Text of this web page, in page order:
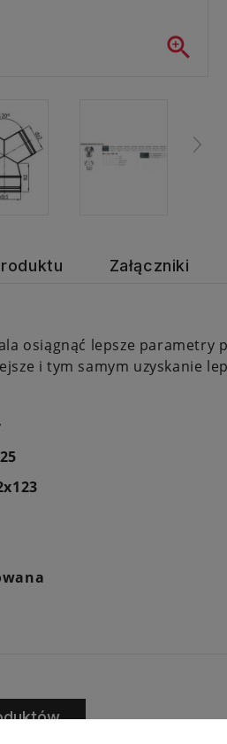

Załączniki
osiągnąć lepsze parametry
i tym samym uzyskanie